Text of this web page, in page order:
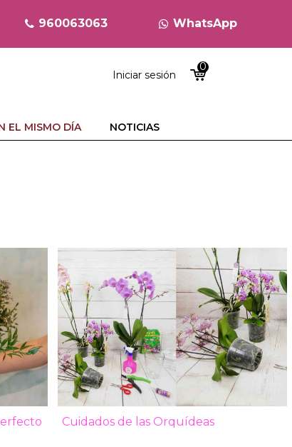
960063063 WhatsApp
Iniciar sesión
0
EL MISMO DÍA NOTICIAS
Cuidados de las Orquídeas